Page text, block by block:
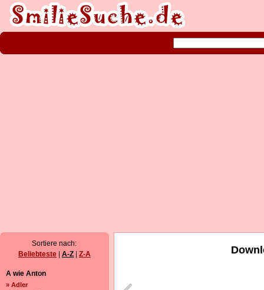
Sortiere nach:
Beliebteste
A-Z Z-A
A wie Anton
» Adler